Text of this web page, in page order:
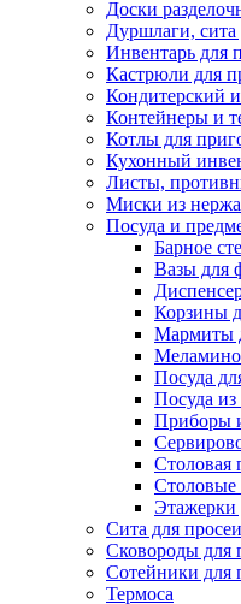
Доски
Дуршлаги, сита
Инвентарь для
Кастрюли для
Кондитерский
Контейнеры и
Котлы для
Кухонный
Листы,
Миски из
Посуда и
Барное
Вазы для
Корзины
Мармиты
Посуда
Посуда из
Приборы
Столовая
Столовые
Этажерки
Сита для
Сковороды для
Сотейники для
Термоса